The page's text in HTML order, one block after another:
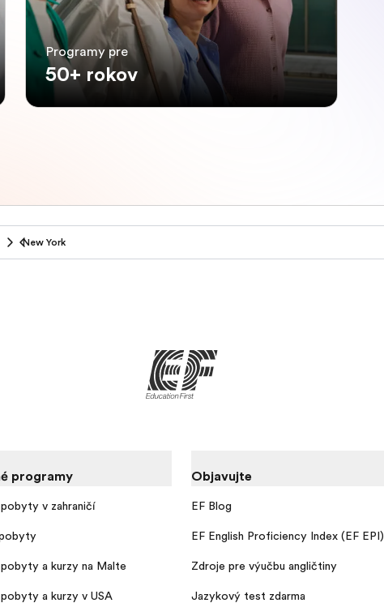
Programy pre
50+ rokov
New York
programy
v zahraničí
a kurzy na Malte
a kurzy v USA
Objavujte
EF Blog
EF English Proficiency Index (EF EPI)
Zdroje pre výučbu angličtiny
Jazykový test zdarma